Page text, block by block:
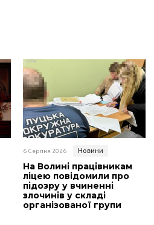
6 Серпня 2026 Новини
На Волині працівникам
ліцею повідомили про
підозру у вчиненні
злочинів у складі
організованої групи